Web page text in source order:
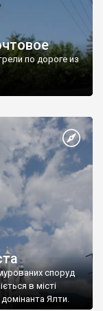
по дороге из
споруд
в місті
Ялти.